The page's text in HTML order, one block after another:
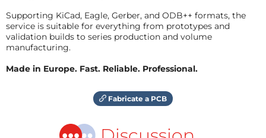
Supporting KiCad, Eagle, Gerber, and ODB++ formats, the
service is suitable for everything from prototypes and
validation builds to series production and volume
manufacturing.
Made in Europe. Fast. Reliable. Professional.
Fabricate a PCB